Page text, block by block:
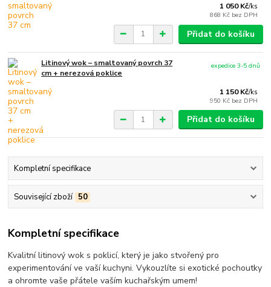
1 050 Kč/ks
868 Kč bez DPH
Přidat do košíku
Litinový wok – smaltovaný povrch 37
cm + nerezová poklice
1 150 Kč/ks
950 Kč bez DPH
expedice 3-5 dnů
Přidat do košíku
Kompletní specifikace
Související zboží 50
Kompletní specifikace
Kvalitní litinový wok s poklicí, který je jako stvořený pro
experimentování ve vaší kuchyni. Vykouzlíte si exotické pochoutky
a ohromte vaše přátele vaším kuchařským umem!